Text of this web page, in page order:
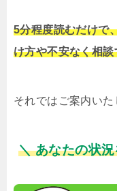
5分程度読むだけで
け方や不安なく相
それではご案内いた
＼ あなたの状